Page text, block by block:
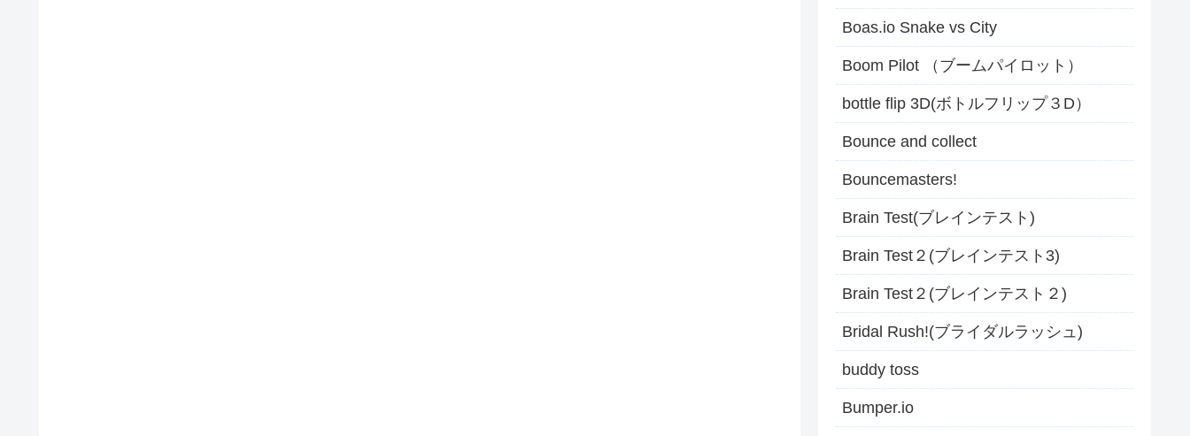
Boas.io Snake vs City
Boom Pilot （ブームパイロット）
bottle flip 3D(ボトルフリップ３D）
Bounce and collect
Bouncemasters!
Brain Test(ブレインテスト)
Brain Test２(ブレインテスト3)
Brain Test２(ブレインテスト２)
Bridal Rush!(ブライダルラッシュ)
buddy toss
Bumper.io